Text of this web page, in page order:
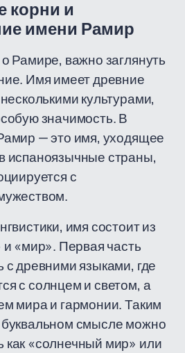
корни и
имени Рамир
Рамире, важно заглянуть
Имя имеет древние
культурами,
значимость. В
— это имя, уходящее
испаноязычные страны,
с
имя состоит из
«мир». Первая часть
с древними языками, где
с солнцем и светом, а
мира и гармонии. Таким
смысле можно
как «солнечный мир» или